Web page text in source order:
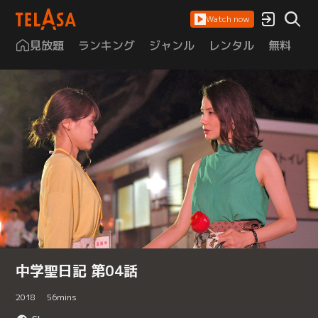
Watch now
見放題 ランキング ジャンル レンタル 無料
中学聖日記 第04話
2018 56mins